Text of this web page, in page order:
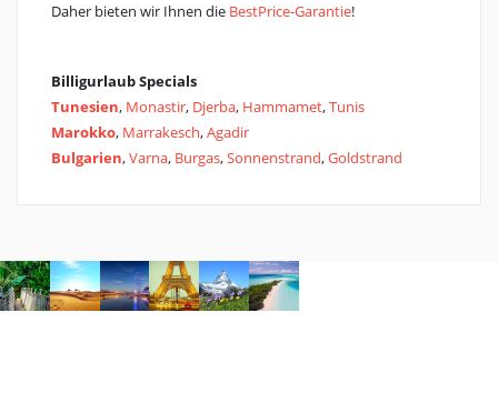
Daher bieten wir Ihnen die BestPrice-Garantie!
Billigurlaub Specials
Tunesien, Monastir, Djerba, Hammamet,Tunis
Marokko, Marrakesch,Agadir
Bulgarien,Varna, Burgas,Sonnenstrand,Goldstrand